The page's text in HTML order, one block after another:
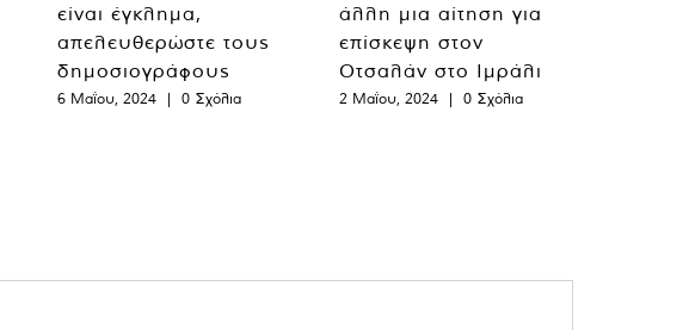
είναι έγκλημα,
απελευθερώστε τους
δημοσιογράφους
6 Μαΐου, 2024 | 0 Σχόλια
άλλη μια αίτηση για
επίσκεψη στον
Οτσαλάν στο Ιμράλι
2 Μαΐου, 2024 | 0 Σχόλια